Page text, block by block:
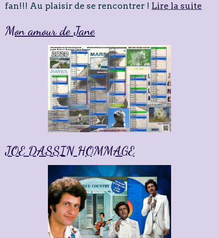
fan!!! Au plaisir de se rencontrer ! Lire la suite
Mon amour de Jane
JOE DASSIN HOMMAGE